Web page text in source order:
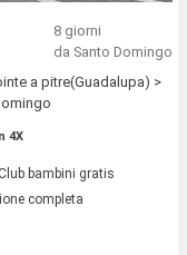
8 giorni
da Santo Domingo
a pitre(Guadalupa) >
4X
bambini gratis
completa